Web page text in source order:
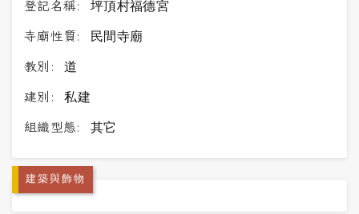
登記名稱: 坪頂村福德宮
寺廟性質: 民間寺廟
教別: 道
建別: 私建
組織型態: 其它
建築與飾物